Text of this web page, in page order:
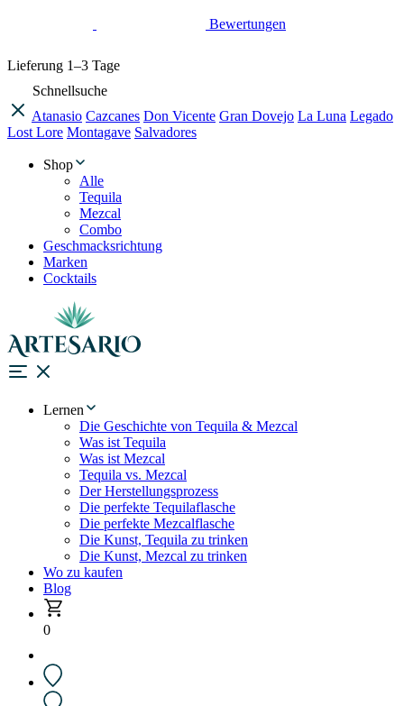
Bewertungen
Lieferung 1–3 Tage
Schnellsuche
Atanasio Cazcanes Don Vicente Gran Dovejo La Luna Legado
Lost Lore Montagave Salvadores
Shop
Alle
Tequila
Mezcal
Combo
Geschmacksrichtung
Marken
Cocktails
Lernen
Die Geschichte von Tequila & Mezcal
Was ist Tequila
Was ist Mezcal
Tequila vs. Mezcal
Der Herstellungsprozess
Die perfekte Tequilaflasche
Die perfekte Mezcalflasche
Die Kunst, Tequila zu trinken
Die Kunst, Mezcal zu trinken
Wo zu kaufen
Blog
0